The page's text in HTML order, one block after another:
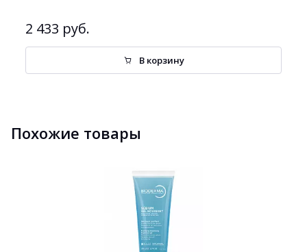
2 433 руб.
В корзину
Похожие товары